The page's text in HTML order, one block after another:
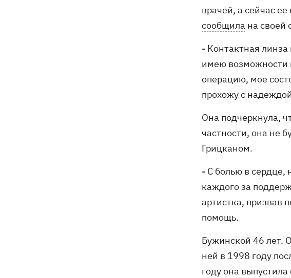
врачей, а сейчас
сообщила на своей
- Контактная
имею возможности
операцию, мое
прохожу с
Она подчеркнула,
частности, она не
Грицканом.
- С болью в сердце,
каждого за
артистка, призвав
помощь.
Бужинской 46 лет.
ней в 1998 году
году она